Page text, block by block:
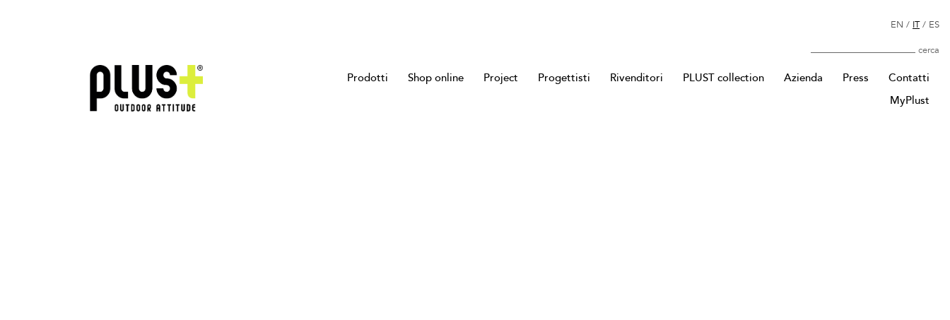
Prodotti Shop online Project Progettisti Rivenditori PLUST collection Azienda Press
Contatti
MyPlust
EN / IT/ ES
Cerca